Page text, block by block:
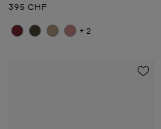
Prix actuel
395 CHF
+2